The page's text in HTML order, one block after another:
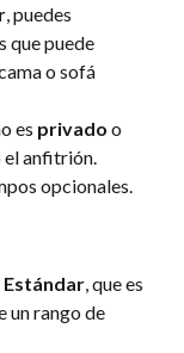
, puedes
que puede
o sofá
es privado o
el anfitrión.
opcionales.
, que es
un rango de